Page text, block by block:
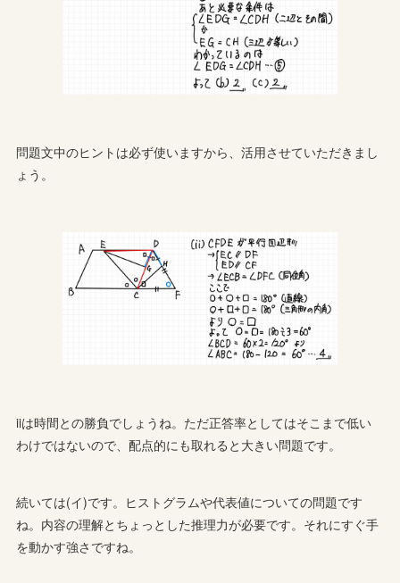
問題文中のヒントは必ず使いますから、活用させていただきまし
ょう。
iiは時間との勝負でしょうね。ただ正答率としてはそこまで低い
わけではないので、配点的にも取れると大きい問題です。
続いては(イ)です。ヒストグラムや代表値についての問題です
ね。内容の理解とちょっとした推理力が必要です。それにすぐ手
を動かす強さですね。